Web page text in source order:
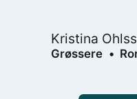
Kristina
Grøssere